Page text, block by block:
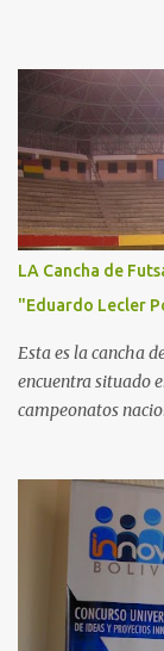
LA Cancha de
"Eduardo Lecler
Esta es la cancha
encuentra situado
campeonatos